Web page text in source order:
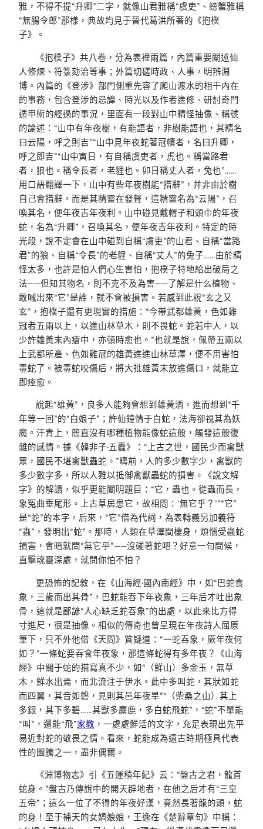
雅，不得不提“升卿”二字，就像山君雅稱“虞吏”、螃蟹雅稱
“無腸令郎”那樣，典故均見于晉代葛洪所著的《抱樸
子》。
《抱樸子》共八卷，分為表裡兩篇，內篇重要闡述仙
人修煉、符箓劾治等事；外篇切磋時政、人事，明辨淵
博。內篇的《登涉》部門側重先容了爬山渡水的相干內在
的事務，包含登涉的忌諱、時光以及作者進修、研討奇門
遁甲術的經過的事況，里面有一段對山中精怪抽像、稱號
的論述：“山中有年夜樹，有能語者，非樹能語也，其精名
曰云陽，呼之則吉”“山中見年夜蛇著冠幘者，名曰升卿，
呼之即吉”“山中寅日，有自稱虞吏者，虎也。稱當路君
者，狼也。稱令長者，老貍也。卯日稱丈人者，兔也”……
用口語翻譯一下，山中有些年夜樹能“措辭”，并非由於樹
自己會措辭，而是其精靈在發聲，這精靈名為“云陽”，召
喚其名，便年夜吉年夜利。山中碰見戴帽子和頭巾的年夜
蛇，名為“升卿”，召喚其名，便年夜吉年夜利。特定的時
光段，說不定會在山中碰到自稱“虞吏”的山君、自稱“當路
君”的狼、自稱“令長”的老貍、自稱“丈人”的兔子……由於精
怪太多，也許是怕人們心生害怕，抱樸子特地給出破局之
法——但知其物名，則不克不及為害——了解是什么植物、
敢喊出來“它”是誰，就不會被損害。若感到此說“玄之又
玄”，抱樸子還有更現實的措施：“今帶武都雄黃，色如雞
冠者五兩以上，以進山林草木，則不畏蛇。蛇若中人，以
少許雄黃末內瘡中，亦頓時愈也。”也就是說，佩帶五兩以
上武都所產、色如雞冠的雄黃進進山林草澤，便不用害怕
毒蛇了。被毒蛇咬傷后，將大批雄黃末放進傷口，就能立
即痊愈。
說起“雄黃”，良多人能夠會想到雄黃酒，進而想到“千
年等一回”的“白娘子”；許仙鐘情于白蛇，法海卻視其為妖
魔。汗青上，簡直沒有哪種植物能像蛇這般，觸發這般復
雜的感情。據《韓非子·五蠹》：“上古之世，國民少而禽獸
眾，國民不堪禽獸蟲蛇。”疇前，人的多少數字少，禽獸的
多少數字多，所以人難以抵御禽獸蟲蛇的損害。《說文解
字》的解讀，似乎更能闡明題目：“它，蟲也。從蟲而長，
象冤曲垂尾形。上古草居患它，故相問：‘無它乎？’”“它”
是“蛇”的本字，后來，“它”借為代詞，為表轉義另加義符
“蟲”，發明出“蛇”。那時，人類在草澤間棲身，煩惱受蟲蛇
損害，會晤就問“無它乎”——沒碰著蛇吧？好意一句問候，
直擊魂靈深處，就問你怕不怕？
更恐怖的記敘，在《山海經·國內南經》中，如“巴蛇食
象，三歲而出其骨”，巴蛇能吞下年夜象，三年后才吐出象
骨，這就是鄙諺“人心缺乏蛇吞象”的出處，以此來比方得
寸進尺，很是抽像。相似的傳奇也曾呈現在年夜詩人屈原
筆下，只不外他借《天問》質疑道：“一蛇吞象，厥年夜何
如？”一條蛇要吞食年夜象，那這條蛇得有多年夜？《山海
經》中關于蛇的描寫真不少，如“（鮮山）多金玉，無草
木，鮮水出焉，而北流注于伊水。此中多叫蛇，其狀如蛇
而四翼，其音如磬，見則其邑年夜旱”“（柴桑之山）其上
多銀，其下多碧……其獸多麋鹿，多白蛇飛蛇”，“蛇”不單能
“叫”，還能“飛”家教 ，一處處鮮活的文字，充足表現出先平
易近對蛇的敬畏之情。看來，蛇能成為遠古時期極具代表
性的圖騰之一，盡非偶爾。
《淵博物志》引《五運積年紀》云：“盤古之君，龍首
蛇身。”盤古乃傳說中的開天辟地者，在他之后才有“三皇
五帝”；這么一位了不得的年夜好漢，竟然長著龍的頭，蛇
的身！至于補天的女媧娘娘，王逸在《楚辭章句》中稱：